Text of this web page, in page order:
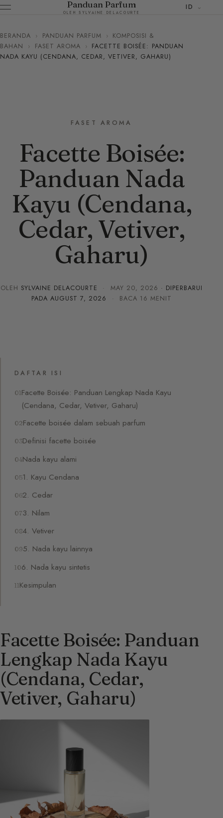
Panduan Parfum
OLEH SYLVAINE DELACOURTE
ID
BERANDA › PANDUAN PARFUM › KOMPOSISI &
BAHAN
› FASET AROMA › FACETTE BOISÉE: PANDUAN
NADA KAYU (CENDANA, CEDAR, VETIVER, GAHARU)
FASET AROMA
Facette Boisée:
Panduan Nada
Kayu (Cendana,
Cedar, Vetiver,
Gaharu)
OLEH SYLVAINE DELACOURTE · MAY 20, 2026 · DIPERBARUI
PADAAUGUST 7, 2026 · BACA 16 MENIT
DAFTAR ISI
Facette Boisée: Panduan Lengkap Nada Kayu
(Cendana, Cedar, Vetiver, Gaharu)
Facette boisée dalam sebuah parfum
Definisi facette boisée
Nada kayu alami
1. Kayu Cendana
2. Cedar
3. Nilam
4. Vetiver
5. Nada kayu lainnya
6. Nada kayu sintetis
Kesimpulan
Facette Boisée: Panduan
Lengkap Nada Kayu
(Cendana, Cedar,
Vetiver, Gaharu)